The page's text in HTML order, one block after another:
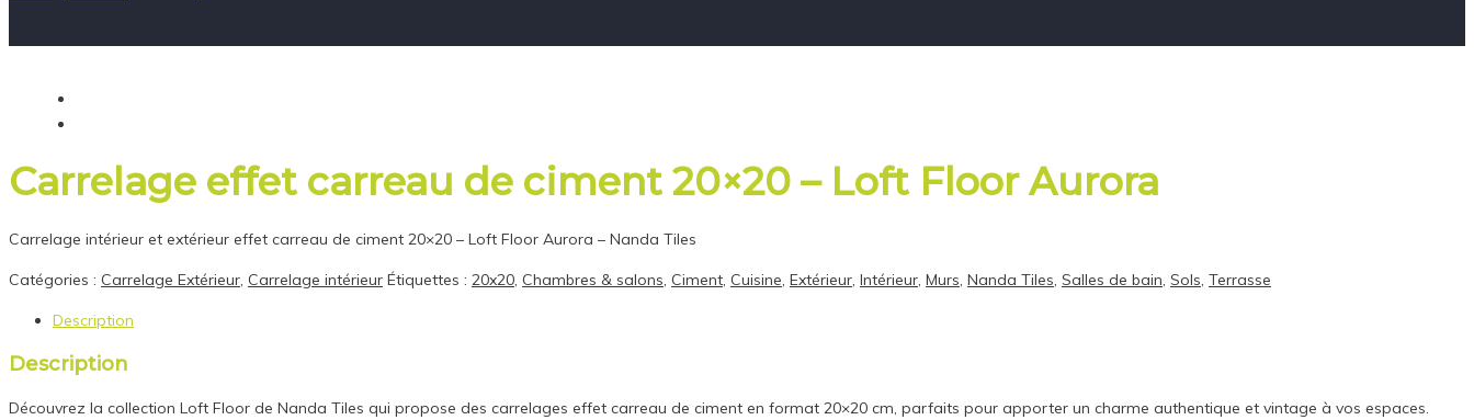
Carrelage effet carreau de ciment 20×20 – Loft Floor Aurora
Carrelage intérieur et extérieur effet carreau de ciment 20×20 – Loft Floor Aurora – Nanda Tiles
Catégories : Carrelage Extérieur, Carrelage intérieur Étiquettes : 20x20, Chambres & salons, Ciment, Cuisine, Extérieur, Intérieur, Murs, Nanda Tiles, Salles de bain, Sols, Terrasse
Description
Description
Découvrez la collection Loft Floor de Nanda Tiles qui propose des carrelages effet carreau de ciment en format 20×20 cm, parfaits pour apporter un charme authentique et vintage à vos espaces.